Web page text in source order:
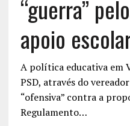
“guerra”
apoio
A política educativa em
PSD, através do
“ofensiva” contra a
Regulamento…